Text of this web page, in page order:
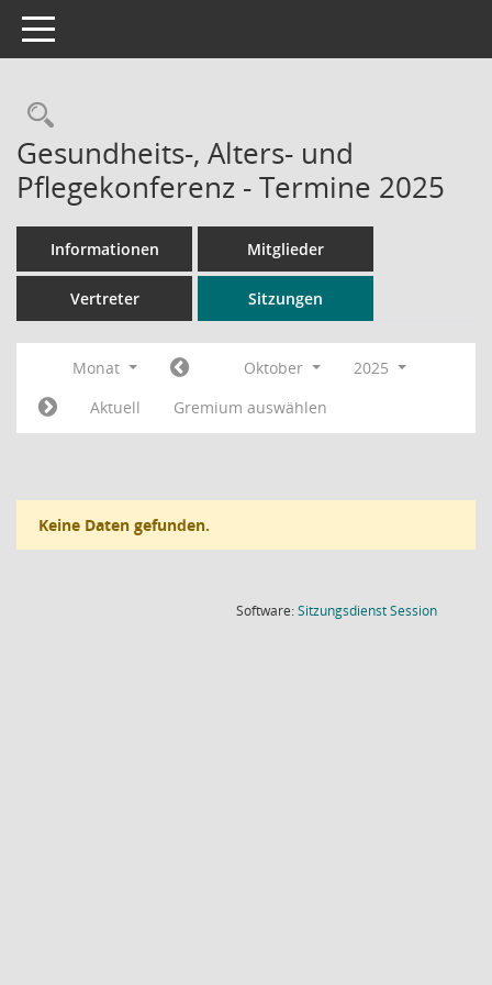
Toggle navigation
Rechercheauswahl
Gesundheits-, Alters- und
Pflegekonferenz - Termine 2025
Informationen Mitglieder
Vertreter Sitzungen
Monat Oktober
2025
Aktuell
Gremium auswählen
Keine Daten gefunden.
Software:SitzungsdienstSession(Wird in